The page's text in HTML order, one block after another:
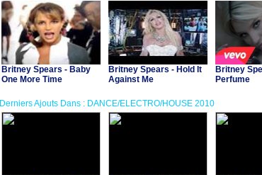
Britney Spears - Baby
One More Time
Britney Spears - Hold It
Against Me
Britney
Perfume
Derniers Ajouts Dans : DANCE/ELECTRO/HOUSE 2010